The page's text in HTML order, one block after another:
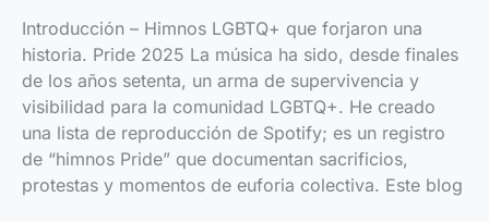
Introducción – Himnos LGBTQ+ que forjaron una
historia. Pride 2025 La música ha sido, desde finales
de los años setenta, un arma de supervivencia y
visibilidad para la comunidad LGBTQ+. He creado
una lista de reproducción de Spotify; es un registro
de “himnos Pride” que documentan sacrificios,
protestas y momentos de euforia colectiva. Este blog